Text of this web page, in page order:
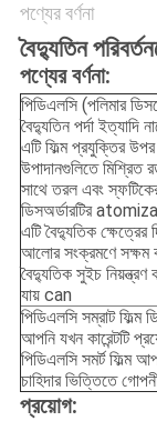
গোপনীয়তা
নীতি
পণ্যের বর্ণনা
বৈদ্যুতিন
পণ্যের বর্ণনা:
পিডিএলসি (পলিমার
বৈদ্যুতিন পর্দা ইত্যাদি
এটি ফিল্ম প্রযুক্তির
উপাদানগুলিতে
সাথে তরল এবং
ডিসঅর্ডারটির
এটি বৈদ্যুতিক ক্ষেত্রের
আলোর সংক্রমণে সক্ষম
বৈদ্যুতিক সুইচ নিয়ন্ত্রণ
যায় can
পিডিএলসি সম্রাট ফিল্ম
আপনি যখন কারেন্টটি
পিডিএলসি সমর্ট ফিল্ম
চাহিদার ভিত্তিতে
প্রয়োগ: